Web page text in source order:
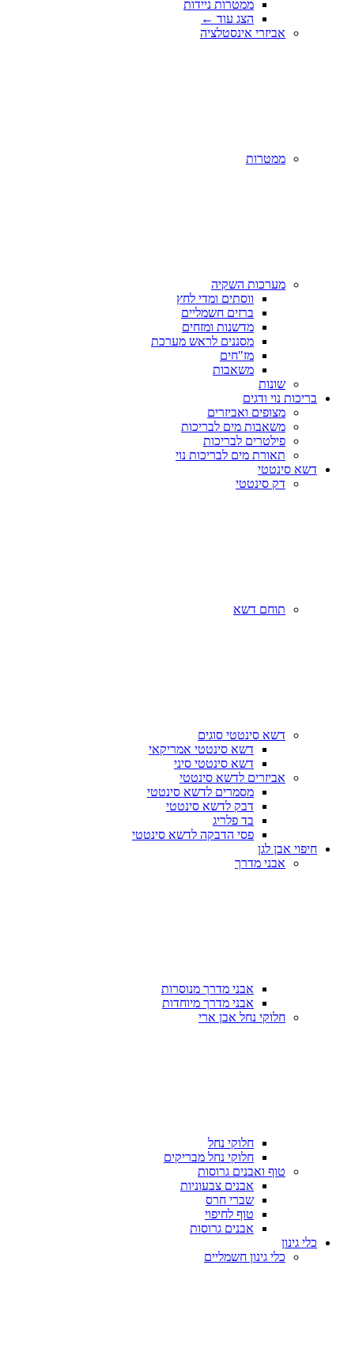
ממטרות ניידות
הצג עוד ←
אביזרי אינסטלציה
ממטרות
מערכות השקיה
ווסתים ומדי לחץ
ברזים חשמליים
מדשנות ומזחים
מסננים לראש מערכת
מז"חים
משאבות
שונות
בריכות נוי ודגים
מצופים ואביזרים
משאבות מים לבריכות
פילטרים לבריכות
תאורת מים לבריכות נוי
דשא סינטטי
דק סינטטי
תוחם דשא
דשא סינטטי סוגים
דשא סינטטי אמריקאי
דשא סינטטי סיני
אביזרים לדשא סינטטי
מסמרים לדשא סינטטי
דבק לדשא סינטטי
בד פלריג
פסי הדבקה לדשא סינטטי
חיפוי אבן לגן
אבני מדרך
אבני מדרך מנוסרות
אבני מדרך מיוחדות
חלוקי נחל אבן ארי
חלוקי נחל
חלוקי נחל מבריקים
טוף ואבנים גרוסות
אבנים צבעוניות
שברי חרס
טוף לחיפוי
אבנים גרוסות
כלי גינון
כלי גינון חשמליים